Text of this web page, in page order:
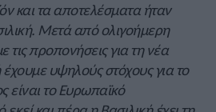
και τα αποτελέσματα ήταν
Μετά από ολιγοήμερη
τις προπονήσεις για τη νέα
υψηλούς στόχους για το
είναι το Ευρωπαϊκό